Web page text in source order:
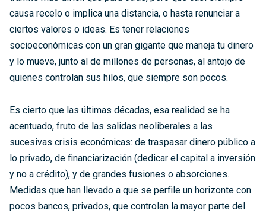
causa recelo o implica una distancia, o hasta renunciar a
ciertos valores o ideas. Es tener relaciones
socioeconómicas con un gran gigante que maneja tu dinero
y lo mueve, junto al de millones de personas, al antojo de
quienes controlan sus hilos, que siempre son pocos.
Es cierto que las últimas décadas, esa realidad se ha
acentuado, fruto de las salidas neoliberales a las
sucesivas crisis económicas: de traspasar dinero público a
lo privado, de financiarización (dedicar el capital a inversión
y no a crédito), y de grandes fusiones o absorciones.
Medidas que han llevado a que se perfile un horizonte con
pocos bancos, privados, que controlan la mayor parte del